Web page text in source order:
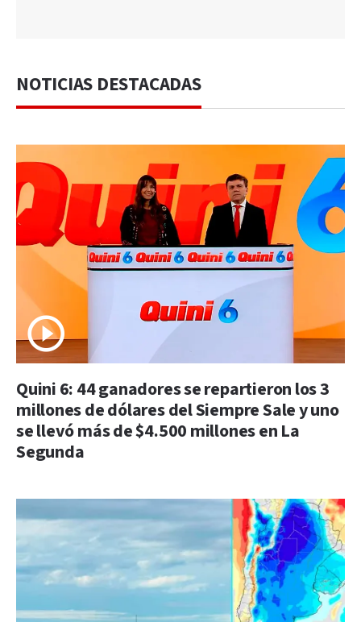
NOTICIAS DESTACADAS
Quini 6: 44 ganadores se repartieron los 3
millones de dólares del Siempre Sale y uno
se llevó más de $4.500 millones en La
Segunda